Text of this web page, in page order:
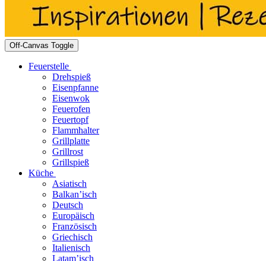
Off-Canvas Toggle
Feuerstelle
Drehspieß
Eisenpfanne
Eisenwok
Feuerofen
Feuertopf
Flammhalter
Grillplatte
Grillrost
Grillspieß
Küche
Asiatisch
Balkan’isch
Deutsch
Europäisch
Französisch
Griechisch
Italienisch
Latam’isch